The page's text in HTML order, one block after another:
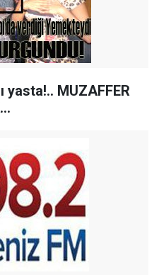
yasta!.. MUZAFFER